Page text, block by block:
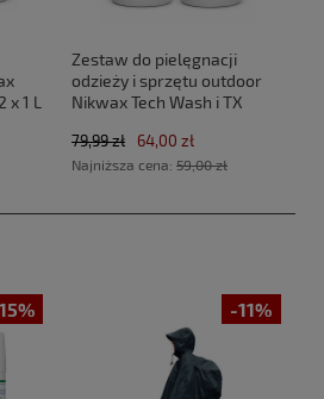
1 L
Zestaw do pielęgnacji
odzieży i sprzętu outdoor
Nikwax Tech Wash i TX
79,99 zł 64,00 zł
Najniższa cena: 59,00 zł
-11%